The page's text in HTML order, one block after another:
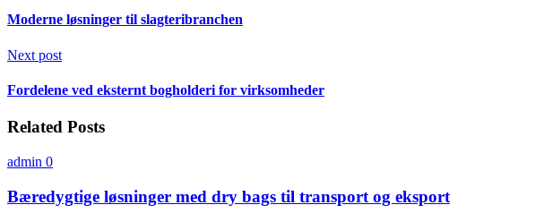
Moderne løsninger til slagteribranchen
Next post
Fordelene ved eksternt bogholderi for virksomheder
Related Posts
admin 0
Bæredygtige løsninger med dry bags til transport og eksport